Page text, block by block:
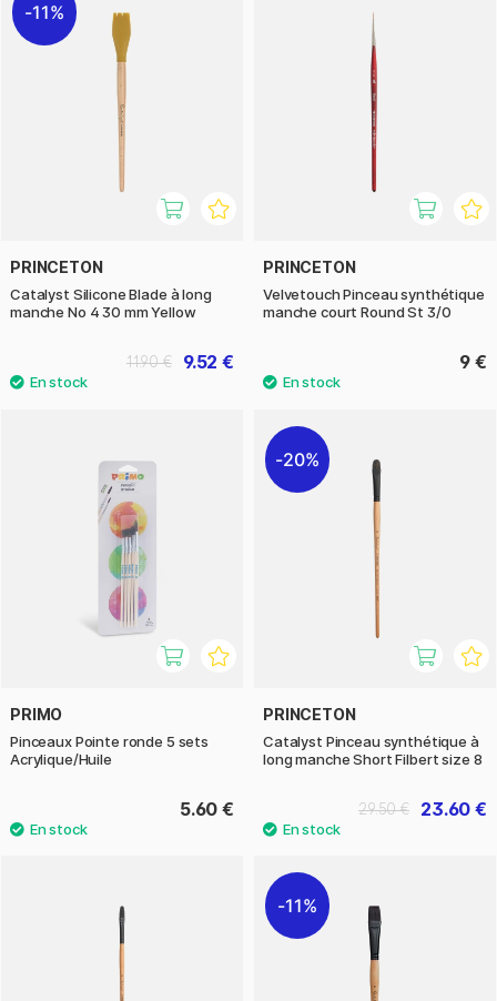
11%
PRINCETON
Catalyst Silicone Blade à long
manche No 4 30 mm Yellow
9.52 €
11.90 €
PRINCETON
Velvetouch Pinceau synthétique
manche court Round St 3/0
9 €
PRIMO
Pinceaux Pointe ronde 5 sets
Acrylique/Huile
5.60 €
20%
PRINCETON
Catalyst Pinceau synthétique à
long manche Short Filbert size 8
23.60 €
29.50 €
11%